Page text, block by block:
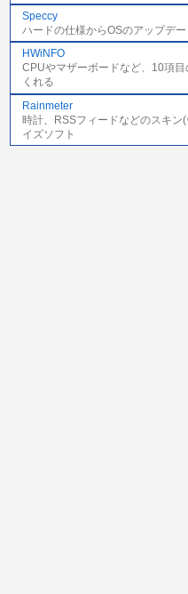
Speccy
ハードの仕様からOSのアップデ
HWiNFO
CPUやマザーボードなど、10項
くれる
Rainmeter
時計、RSSフィードなどのスキン
イズソフト